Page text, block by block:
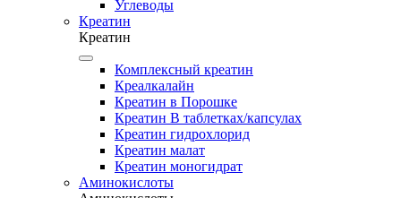
Углеводы
Креатин
Креатин
Комплексный креатин
Креалкалайн
Креатин в Порошке
Креатин В таблетках/капсулах
Креатин гидрохлорид
Креатин малат
Креатин моногидрат
Аминокислоты